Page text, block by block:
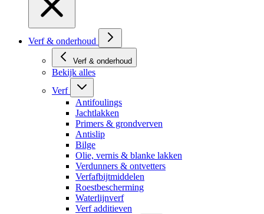
Verf & onderhoud
Verf & onderhoud
Bekijk alles
Verf
Antifoulings
Jachtlakken
Primers & grondverven
Antislip
Bilge
Olie, vernis & blanke lakken
Verdunners & ontvetters
Verfafbijtmiddelen
Roestbescherming
Waterlijnverf
Verf additieven